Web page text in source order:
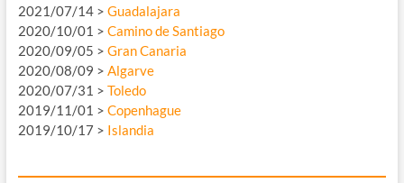
2021/07/14 > Guadalajara
2020/10/01 > Camino de Santiago
2020/09/05 > Gran Canaria
2020/08/09 > Algarve
2020/07/31 > Toledo
2019/11/01 > Copenhague
2019/10/17 > Islandia